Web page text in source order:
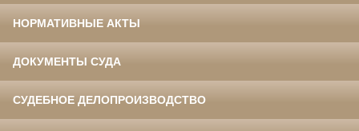
НОРМАТИВНЫЕ АКТЫ
ДОКУМЕНТЫ СУДА
СУДЕБНОЕ ДЕЛОПРОИЗВОДСТВО